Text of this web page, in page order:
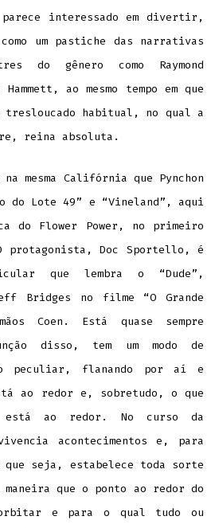
parece interessado em divertir,
um pastiche das narrativas
do gênero como Raymond
ao mesmo tempo em que
tresloucado habitual, no qual a
reina absoluta.
mesma Califórnia que Pynchon
do Lote 49” e “Vineland”, aqui
do Flower Power, no primeiro
protagonista, Doc Sportello, é
que lembra o “Dude”,
Bridges no filme “O Grande
Coen. Está quase sempre
disso, tem um modo de
peculiar, flanando por aí e
ao redor e, sobretudo, o que
está ao redor. No curso da
acontecimentos e, para
seja, estabelece toda sorte
que o ponto ao redor do
e para o qual tudo ou